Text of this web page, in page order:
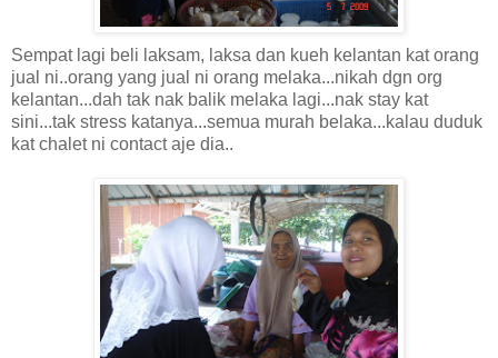
Sempat lagi beli laksam, laksa dan kueh kelantan kat orang
jual ni..orang yang jual ni orang melaka...nikah dgn org
kelantan...dah tak nak balik melaka lagi...nak stay kat
sini...tak stress katanya...semua murah belaka...kalau duduk
kat chalet ni contact aje dia..